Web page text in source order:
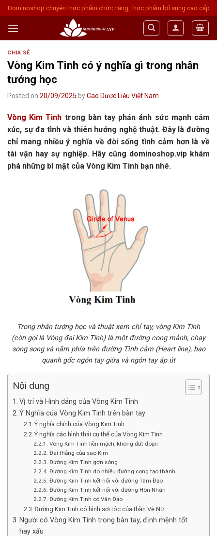
Skip
to
content
Dominoshop chuyên thực phẩm chức năng, thực phẩm bổ sung cao cấp
CHIA SẺ
Vòng Kim Tinh có ý nghĩa gì trong nhân
tướng học
Posted on 20/09/2025 byCao Dược Liệu Việt Nam
Vòng Kim Tinh trong bàn tay phản ánh sức mạnh cảm
xúc, sự đa tình và thiên hướng nghệ thuật. Đây là đường
chỉ mang nhiều ý nghĩa về đời sống tình cảm hơn là về
tài vận hay sự nghiệp. Hãy cũng dominoshop.vip khám
phá những bí mật của Vòng Kim Tinh bạn nhé.
Trong nhân tướng học và thuật xem chỉ tay, vòng Kim Tinh
(còn gọi là Vòng đai Kim Tinh) là một đường cong mảnh, chạy
song song và nằm phía trên đường Tình cảm (Heart line), bao
quanh gốc ngón tay giữa và ngón tay áp út
Nội dung
Vị trí và Hình dáng của Vòng Kim Tinh
Ý Nghĩa của Vòng Kim Tinh trên bàn tay
Ý nghĩa chính của Vòng Kim Tinh
Ý nghĩa các hình thái cụ thể của Vòng Kim Tinh
Vòng Kim Tinh liền mạch, không đứt đoạn
Đai thẳng của sao Kim
Đường Kim Tinh gợn sóng
Đường Kim Tinh do nhiều đường cong tạo thành
Đường Kim Tinh kết nối với đường Tâm Đạo
Đường Kim Tinh kết nối với đường Hôn Nhân
Đường Kim Tinh có Vân Đảo
Đường Kim Tinh có hình sợi tóc của thần Vệ Nữ
Người có Vòng Kim Tinh trong bàn tay, định mệnh tốt
hay xấu